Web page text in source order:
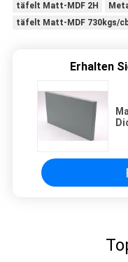
täfelt Matt-MDF 2H
täfelt Matt-MDF 730kgs/
Erhalten